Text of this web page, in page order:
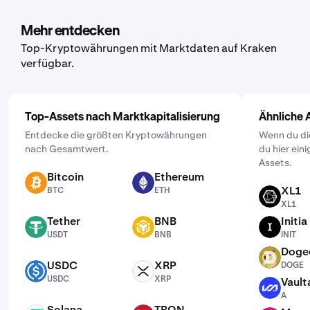
den du kaufen möchtest, und lege über die Schaltfläche
„Einmalig“ die Häufigkeit fest. Wähle dann einen Zeitplan
der für dich passt: täglich, wöchentlich oder monatlich.
Mehr entdecken
Top-Kryptowährungen mit Marktdaten auf Kraken
verfügbar.
Top-Assets nach Marktkapitalisierung
Entdecke die größten Kryptowährungen
nach Gesamtwert.
BTC Bitcoin
BTC
ETH Ethereum
ETH
USDT Tether
USDT
BNB BNB
BNB
USDC USDC
USDC
XRP XRP
XRP
Ähnliche
Wenn du
du hier
Assets.
XL1 XL1
XL1
Initia
INIT
DOGE
DOGE
A
A